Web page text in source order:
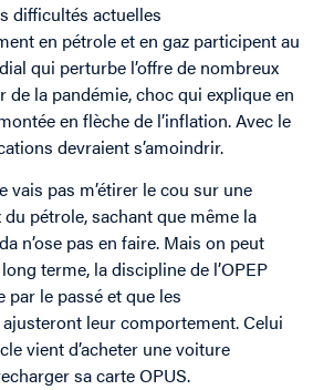
difficultés actuelles
en pétrole et en gaz participent au
qui perturbe l’offre de nombreux
la pandémie, choc qui explique en
en flèche de l’inflation. Avec le
devraient s’amoindrir.
vais pas m’étirer le cou sur une
pétrole, sachant que même la
n’ose pas en faire. Mais on peut
terme, la discipline de l’OPEP
par le passé et que les
leur comportement. Celui
vient d’acheter une voiture
sa carte OPUS.